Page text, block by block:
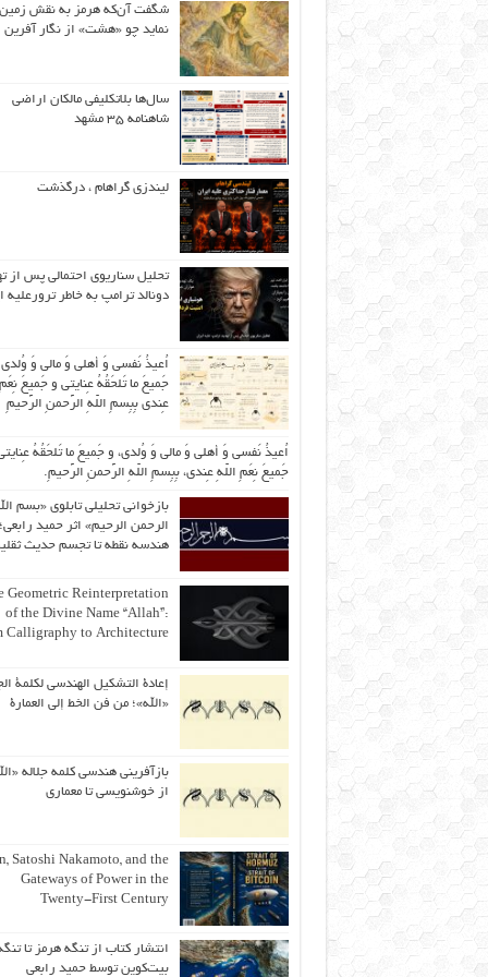
شگفت آن‌که هرمز به نقش زمین
نماید چو «هشت» از نگار آفرین
سال‌ها بلاتکلیفی مالکان اراضی
شاهنامه ۳۵ مشهد
لیندزی گراهام ، درگذشت
تحلیل سناریوی احتمالی پس از
دونالد ترامپ به خاطر ترورعلیه
اُعیذُ نَفسی وَ أهلی وَ مالی وَ
جَمیعَ ما تَلحَقُهُ عِنایتی و جَمیعَ نِعَمِ
عِندی بِبِسمِ اللّهِ الرَّحمنِ الرَّحیمِ
اُعیذُ نَفسی وَ أهلی وَ مالی وَ وُلدی، و جَمیعَ ما تَلحَقُهُ
جَمیعَ نِعَمِ اللّهِ عِندی، بِبِسمِ اللّهِ الرَّحمنِ الرَّحیمِ.
بازخوانی تحلیلی تابلوی «بسم
الرحمن الرحیم» اثر حمید رابعی؛
هندسه نقطه تا تجسم حدیث
Geometric Reinterpretation
of the Divine Name “Allah”:
Calligraphy to Architecture
إعادة التشكيل الهندسي لكلمة
«الله»؛ من فن الخط إلى العمارة
بازآفرینی هندسی کلمه جلاله
از خوشنویسی تا معماری
Satoshi Nakamoto, and the
Gateways of Power in the
Twenty-First Century
انتشار کتاب از تنگه هرمز تا
بیت‌کوین توسط حمید رابعی